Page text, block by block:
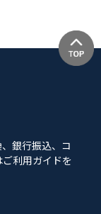
銀行振込、コ
利用ガイドを